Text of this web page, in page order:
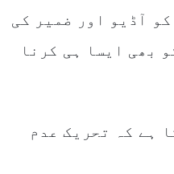
آڈیو اور ضمیر کی
بھی ایسا ہی کرنا
ہے کہ تحریک عدم